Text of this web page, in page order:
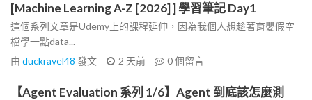
[Machine Learning A-Z [2026] ] 學習筆記 Day1
這個系列文章是Udemy上的課程延伸，因為我個人想趁著育嬰假空
檔學一點data...
由 duckravel48 發文 2 天前 0個留言
【Agent Evaluation 系列 1/6】Agent 到底該怎麼測